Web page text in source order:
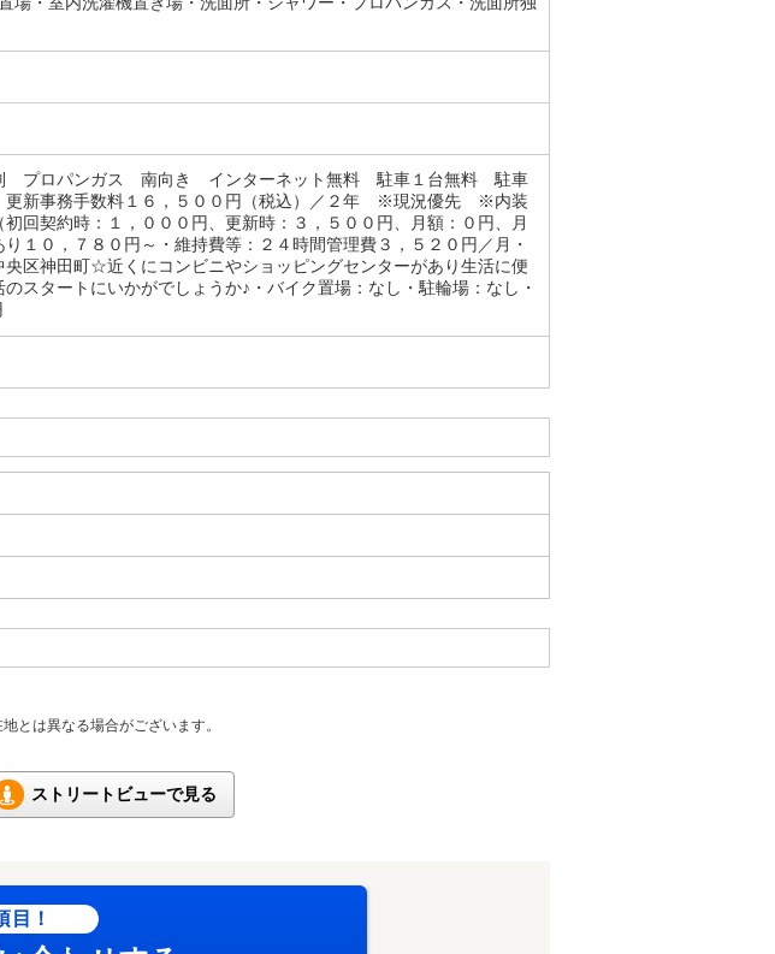
プロパンガス 南向き インターネット無料 駐車１台無料 駐車
新事務手数料１６，５００円（税込）／２年 ※現況優先 ※内装
回契約時：１，０００円、更新時：３，５００円、月額：０円、月
１０，７８０円～・維持費等：２４時間管理費３，５２０円／月・
区神田町☆近くにコンビニやショッピングセンターがあり生活に便
スタートにいかがでしょうか♪・バイク置場：なし・駐輪場：なし・
とは異なる場合がございます。
ストリートビューで見る
目！